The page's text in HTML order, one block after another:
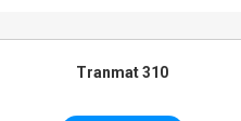
Tranmat 370